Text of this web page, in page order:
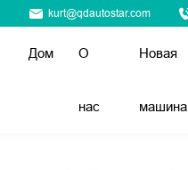
kurt@qdautostar.com
Дом О
нас
Новая
машина